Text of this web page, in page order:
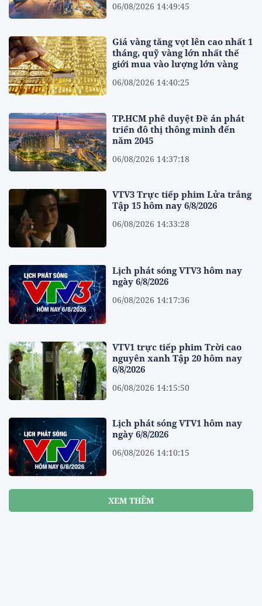
06/08/2026 14:49:45
Giá vàng tăng vọt lên cao nhất 1
tháng, quỹ vàng lớn nhất thế
giới mua vào lượng lớn vàng
06/08/2026 14:40:25
TP.HCM phê duyệt Đề án phát
triển đô thị thông minh đến
năm 2045
06/08/2026 14:37:18
VTV3 Trực tiếp phim Lửa trắng
Tập 15 hôm nay 6/8/2026
06/08/2026 14:33:28
Lịch phát sóng VTV3 hôm nay
ngày 6/8/2026
06/08/2026 14:17:36
VTV1 trực tiếp phim Trời cao
nguyên xanh Tập 20 hôm nay
6/8/2026
06/08/2026 14:15:50
Lịch phát sóng VTV1 hôm nay
ngày 6/8/2026
06/08/2026 14:10:15
XEM THÊM